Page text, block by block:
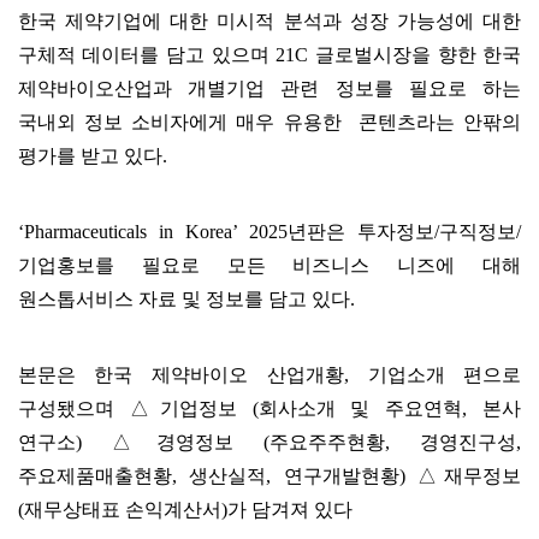
한국 제약기업에 대한 미시적 분석과 성장 가능성에 대한
구체적 데이터를 담고 있으며 21C 글로벌시장을 향한 한국
제약바이오산업과 개별기업 관련 정보를 필요로 하는
국내외 정보 소비자에게 매우 유용한 콘텐츠라는 안팎의
평가를 받고 있다.
‘Pharmaceuticals in Korea’ 2025년판은 투자정보/구직정보/
기업홍보를 필요로 모든 비즈니스 니즈에 대해
원스톱서비스 자료 및 정보를 담고 있다.
본문은 한국 제약바이오 산업개황, 기업소개 편으로
구성됐으며 △기업정보 (회사소개 및 주요연혁, 본사
연구소) △경영정보 (주요주주현황, 경영진구성,
주요제품매출현황, 생산실적, 연구개발현황) △재무정보
(재무상태표 손익계산서)가 담겨져 있다